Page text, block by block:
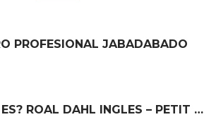
PROFESIONAL JABADABADO
JUEGO ¿QUIÉN ES? ROAL DAHL INGLES – PETIT COLLAGE